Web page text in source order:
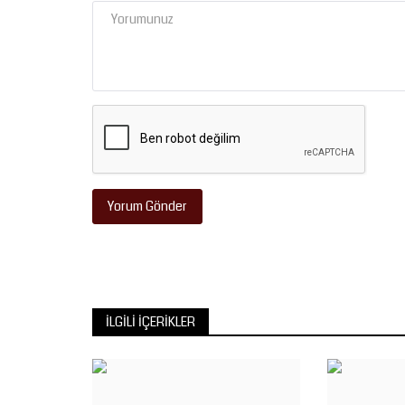
Yorum Gönder
İLGILI İÇERIKLER